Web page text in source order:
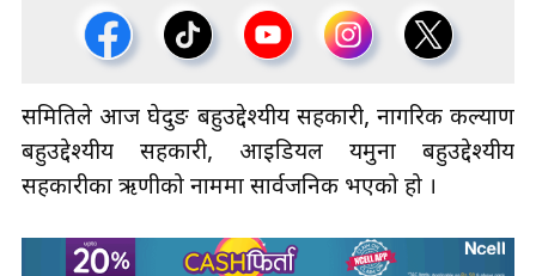
समितिले आज घेदुङ बहुउद्देश्यीय सहकारी, नागरिक कल्याण
बहुउद्देश्यीय सहकारी, आइडियल यमुना बहुउद्देश्यीय
सहकारीका ऋणीको नाममा सार्वजनिक भएको हो ।